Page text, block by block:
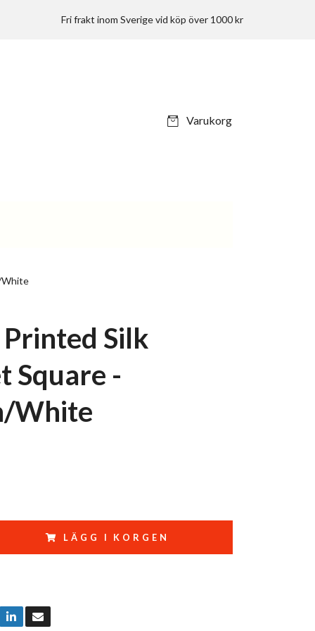
Fri frakt inom Sverige vid köp över 1000 kr
Varukorg
White
Silk
Square -
White
LÄGG I KORGEN